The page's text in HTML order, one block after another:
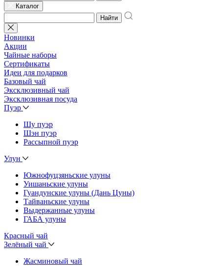
Каталог
Найти
Новинки
Акции
Чайные наборы
Сертификаты
Идеи для подарков
Базовый чай
Эксклюзивный чай
Эксклюзивная посуда
Пуэр
Шу пуэр
Шэн пуэр
Рассыпной пуэр
Улун
Южнофуцзяньские улуны
Уишаньские улуны
Гуандунские улуны (Дань Цуны)
Тайваньские улуны
Выдержанные улуны
ГАБА улуны
Красный чай
Зелёный чай
Жасминовый чай